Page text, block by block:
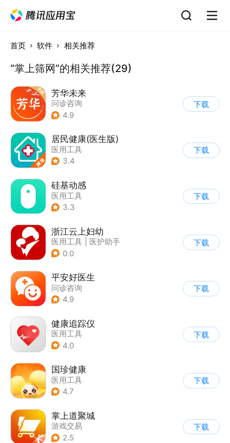
首页 软件 相关推荐
“掌上筛网”的相关推荐(29)
芳华未来
问诊咨询
4.9
下载
居民健康(医生版)
医用工具
3.4
下载
硅基动感
医用工具
3.3
下载
浙江云上妇幼
医用工具
医护助手
0.0
下载
平安好医生
问诊咨询
4.9
下载
健康追踪仪
医用工具
4.0
下载
国珍健康
医用工具
4.7
下载
掌上道聚城
游戏交易
2.5
下载